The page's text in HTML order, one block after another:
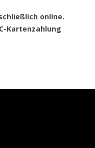
online.
Kartenzahlung